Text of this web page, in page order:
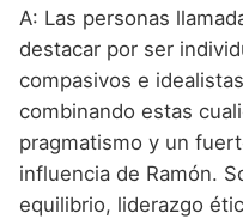
A: Las personas
destacar por ser
compasivos e
combinando estas
pragmatismo y un
influencia de Ramón.
equilibrio, liderazgo